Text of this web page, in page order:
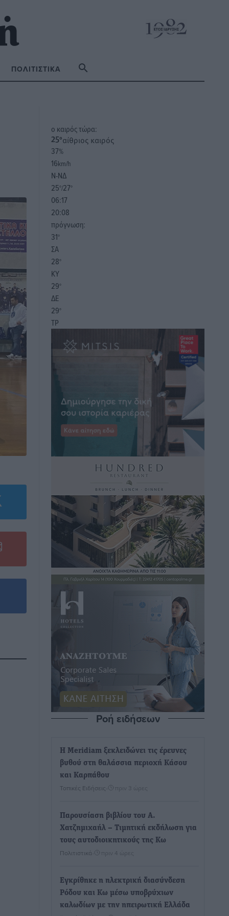
ΠΟΛΙΤΙΣΤΙΚΆ
o καιρός τώρα:
25°αίθριος καιρός
37%
16km/h
Ν-ΝΔ
25°/27°
06:17
20:08
πρόγνωση:
31°
ΣΑ
28°
ΚΥ
29°
ΔΕ
29°
ΤΡ
Ροή ειδήσεων
Η Meridiam ξεκλειδώνει τις έρευνες
βυθού στη θαλάσσια περιοχή Κάσου
και Καρπάθου
Τοπικές Ειδήσεις πριν 3 ώρες
Παρουσίαση βιβλίου του Α.
Χατζημιχαήλ – Τιμητική εκδήλωση για
τους αυτοδιοικητικούς της Κω
Πολιτιστικά πριν 4 ώρες
Εγκρίθηκε η ηλεκτρική διασύνδεση
Ρόδου και Κω μέσω υποβρύχιων
καλωδίων με την ηπειρωτική Ελλάδα